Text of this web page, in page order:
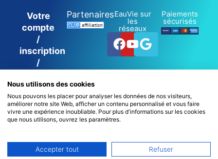
Votre
compte
/
inscription
/
PartenairesEauVie sur
les
réseaux
Facebook
Youtube
Google
Paiements
sécurisés
0
Nous utilisons des cookies
Nous pouvons les placer pour analyser les données de nos visiteurs,
améliorer notre site Web, afficher un contenu personnalisé et vous faire
vivre une expérience inoubliable. Pour plus d'informations sur les cookies
que nous utilisons, ouvrez les paramètres.
Accepter tout Refuser